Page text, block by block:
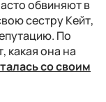
обвиняют в
сестру Кейт,
По
какая она на
со своим